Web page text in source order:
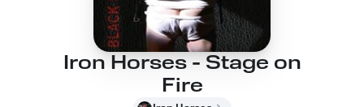
Iron Horses - Stage on
Fire